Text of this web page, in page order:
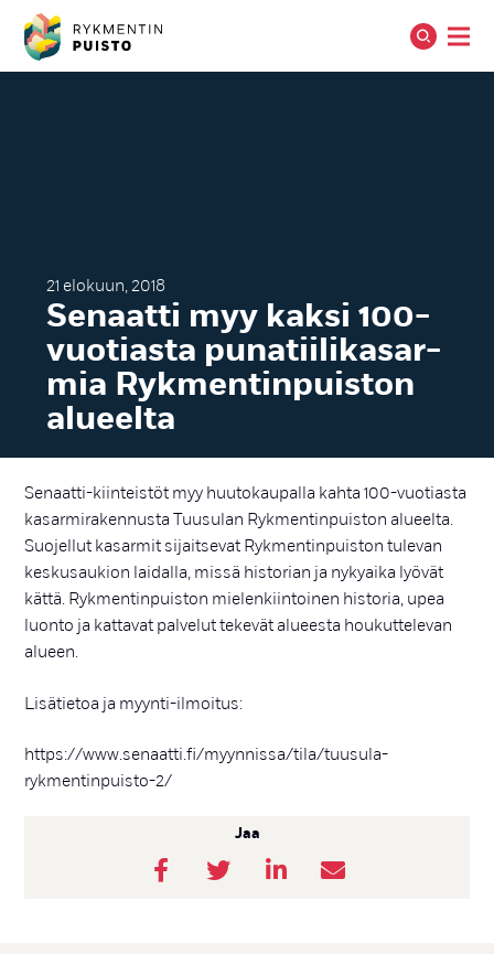
21 elokuun, 2018
Se­naat­ti myy kak­si 100-
vuo­tias­ta pu­na­tii­li­ka­sar­
mia Ryk­men­tin­puis­ton
alueel­ta
Senaatti-kiinteistöt myy huutokaupalla kahta 100-vuotiasta
kasarmirakennusta Tuusulan Rykmentinpuiston alueelta.
Suojellut kasarmit sijaitsevat Rykmentinpuiston tulevan
keskusaukion laidalla, missä historian ja nykyaika lyövät
kättä. Rykmentinpuiston mielenkiintoinen historia, upea
luonto ja kattavat palvelut tekevät alueesta houkuttelevan
alueen.
Lisätietoa ja myynti-ilmoitus:
https://www.senaatti.fi/myynnissa/tila/tuusula-
rykmentinpuisto-2/
Jaa